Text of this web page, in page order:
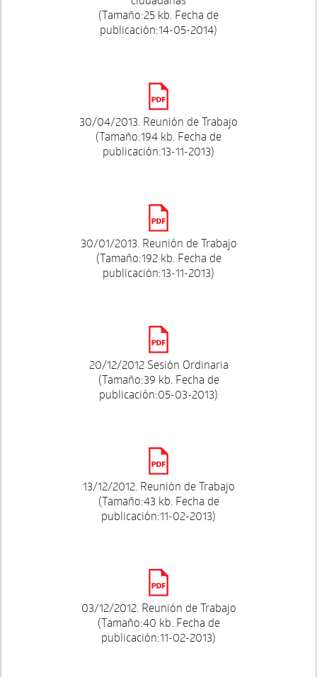
(Tamaño:25 kb. Fecha de
publicación:14-05-2014)
30/04/2013. Reunión de Trabajo
(Tamaño:194 kb. Fecha de
publicación:13-11-2013)
30/01/2013. Reunión de Trabajo
(Tamaño:192 kb. Fecha de
publicación:13-11-2013)
20/12/2012 Sesión Ordinaria
(Tamaño:39 kb. Fecha de
publicación:05-03-2013)
13/12/2012. Reunión de Trabajo
(Tamaño:43 kb. Fecha de
publicación:11-02-2013)
03/12/2012. Reunión de Trabajo
(Tamaño:40 kb. Fecha de
publicación:11-02-2013)